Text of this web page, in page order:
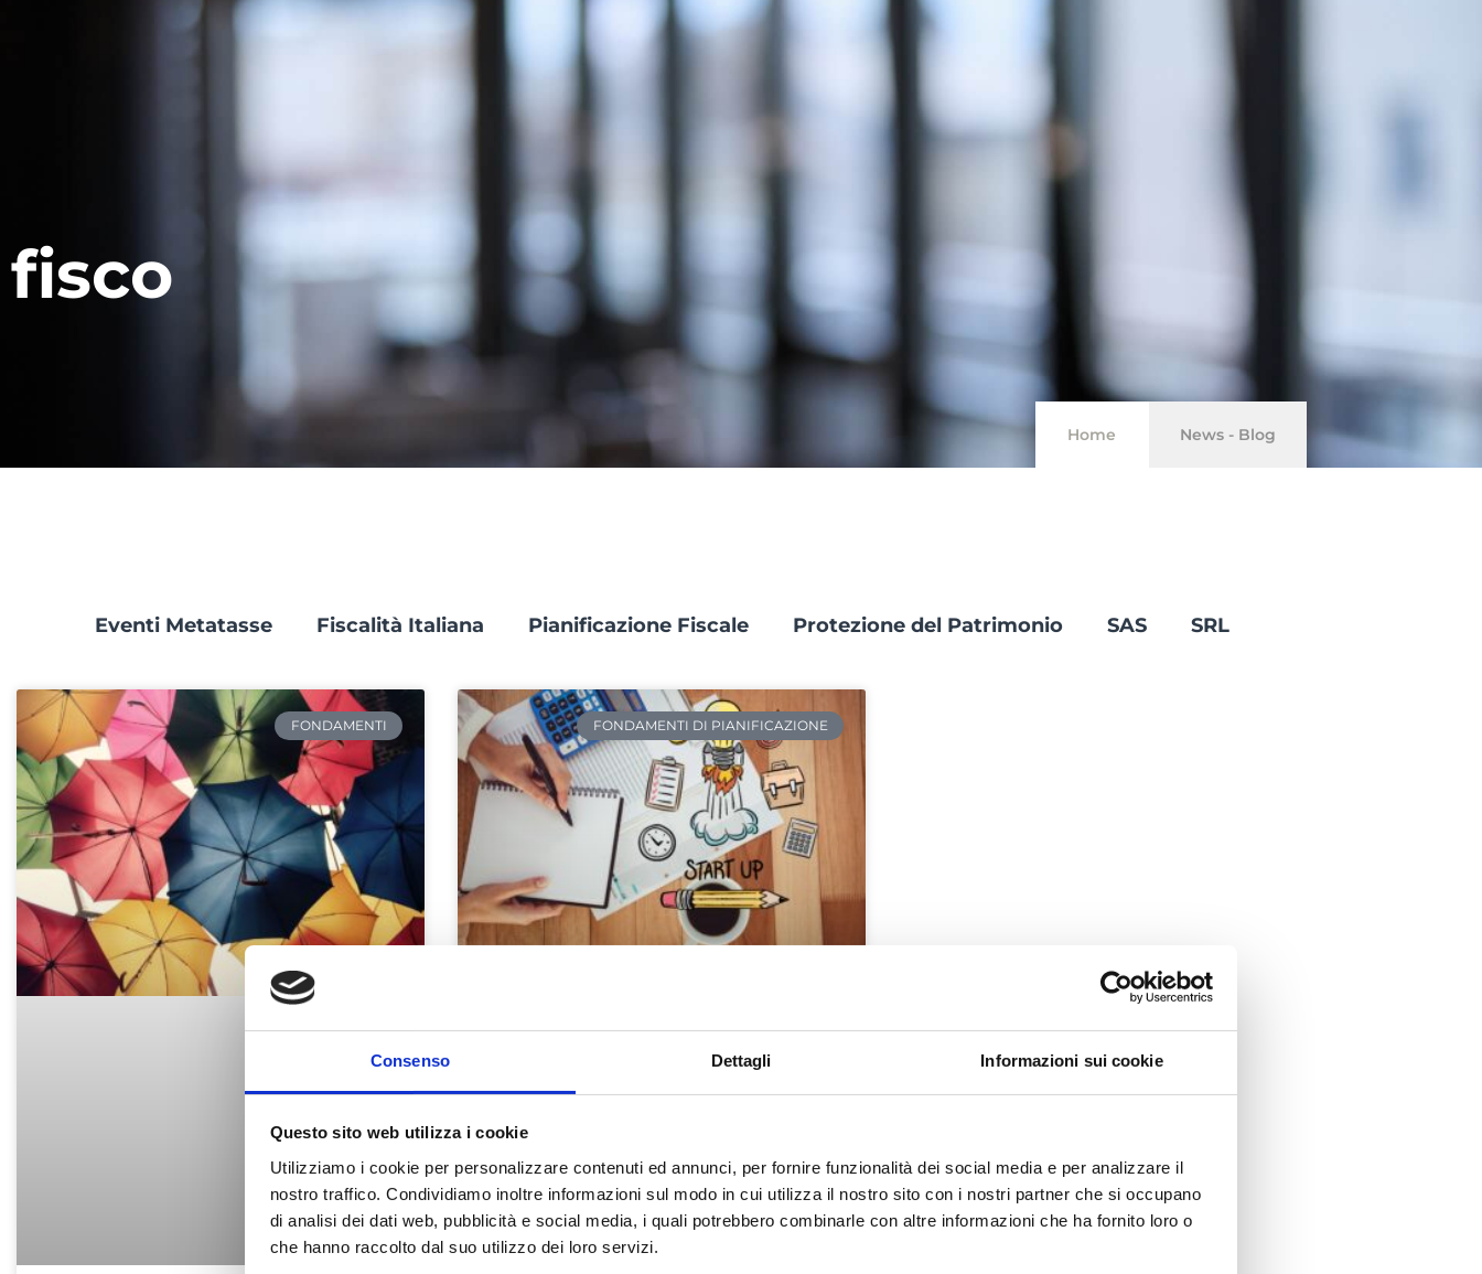
Consenso Dettagli Informazioni sui cookie
Questo sito web utilizza i cookie
Utilizziamo i cookie per personalizzare contenuti ed annunci, per fornire funzionalità dei social media e per analizzare il
nostro traffico. Condividiamo inoltre informazioni sul modo in cui utilizza il nostro sito con i nostri partner che si occupano
di analisi dei dati web, pubblicità e social media, i quali potrebbero combinarle con altre informazioni che ha fornito loro o
che hanno raccolto dal suo utilizzo dei loro servizi.
fisco
Home News - Blog
Eventi Metatasse Fiscalità Italiana Pianificazione Fiscale Protezione del Patrimonio SAS SRL
FONDAMENTI FONDAMENTI DI PIANIFICAZIONE